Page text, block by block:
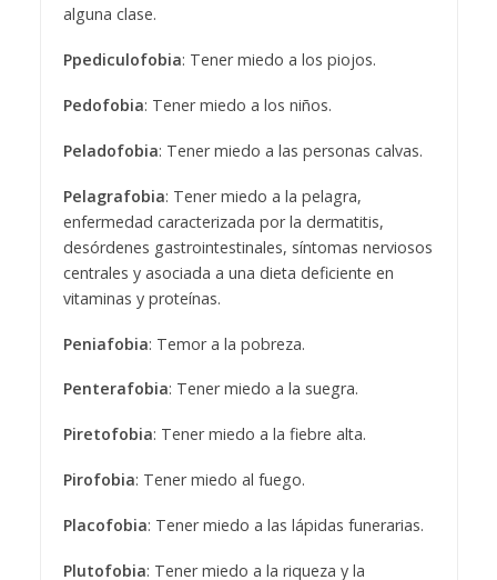
alguna clase.
Ppediculofobia: Tener miedo a los piojos.
Pedofobia: Tener miedo a los niños.
Peladofobia: Tener miedo a las personas calvas.
Pelagrafobia: Tener miedo a la pelagra,
enfermedad caracterizada por la dermatitis,
desórdenes gastrointestinales, síntomas nerviosos
centrales y asociada a una dieta deficiente en
vitaminas y proteínas.
Peniafobia: Temor a la pobreza.
Penterafobia: Tener miedo a la suegra.
Piretofobia: Tener miedo a la fiebre alta.
Pirofobia: Tener miedo al fuego.
Placofobia: Tener miedo a las lápidas funerarias.
Plutofobia: Tener miedo a la riqueza y la